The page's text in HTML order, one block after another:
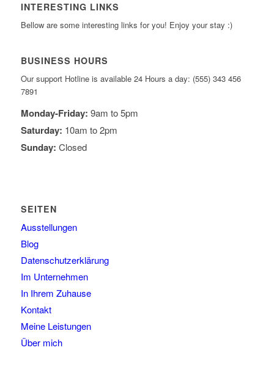
INTERESTING LINKS
Bellow are some interesting links for you! Enjoy your stay :)
BUSINESS HOURS
Our support Hotline is available 24 Hours a day: (555) 343 456
7891
Monday-Friday: 9am to 5pm
Saturday: 10am to 2pm
Sunday: Closed
SEITEN
Ausstellungen
Blog
Datenschutzerklärung
Im Unternehmen
In Ihrem Zuhause
Kontakt
Meine Leistungen
Über mich